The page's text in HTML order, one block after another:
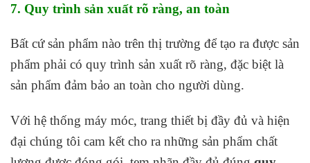
7. Quy trình sản xuất rõ ràng, an toàn
Bất cứ sản phẩm nào trên thị trường để tạo ra được sản
phẩm phải có quy trình sản xuất rõ ràng, đặc biệt là
sản phẩm đảm bảo an toàn cho người dùng.
Với hệ thống máy móc, trang thiết bị đầy đủ và hiện
đại chúng tôi cam kết cho ra những sản phẩm chất